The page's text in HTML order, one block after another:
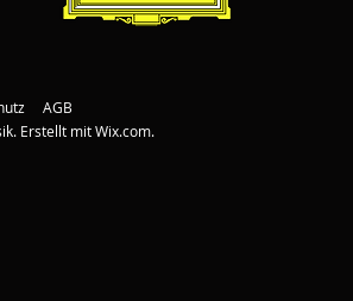
AGB
Erstellt mitWix.com.